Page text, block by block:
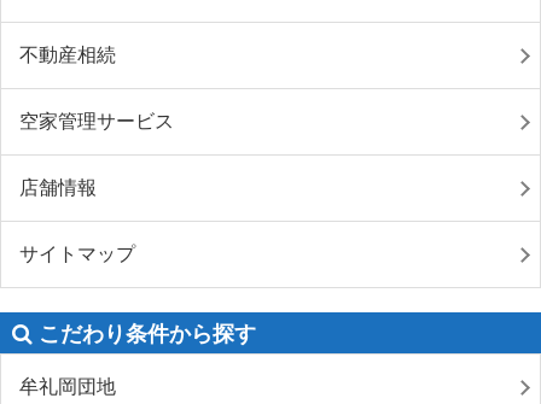
不動産相続
空家管理サービス
店舗情報
サイトマップ
こだわり条件から探す
牟礼岡団地